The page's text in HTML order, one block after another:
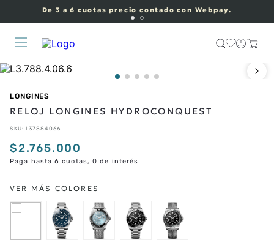
De 3 a 6 cuotas precio contado con Webpay.
LONGINES
RELOJ LONGINES HYDROCONQUEST
SKU: L37884066
$2.765.000
Paga hasta 6 cuotas, 0 de interés